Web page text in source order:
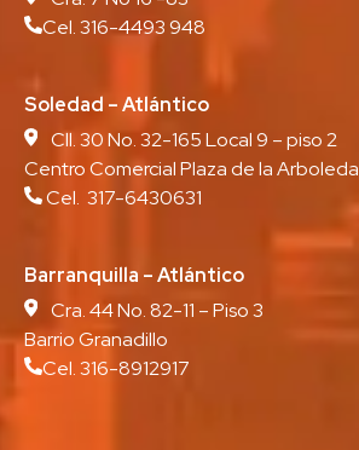
Cel. 316-4493 948
Soledad – Atlántico
Cll. 30 No. 32-165 Local 9 – piso 2
Centro Comercial Plaza de la Arboleda
Cel. 317-6430631
Barranquilla – Atlántico
Cra. 44 No. 82-11 – Piso 3
Barrio Granadillo
Cel. 316-8912917